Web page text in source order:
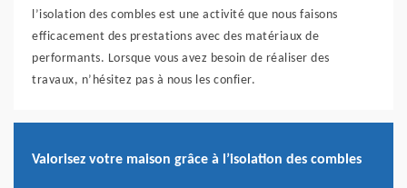
l’isolation des combles est une activité que nous faisons
efficacement des prestations avec des matériaux de
performants. Lorsque vous avez besoin de réaliser des
travaux, n’hésitez pas à nous les confier.
Valorisez votre maison grâce à l’isolation des combles